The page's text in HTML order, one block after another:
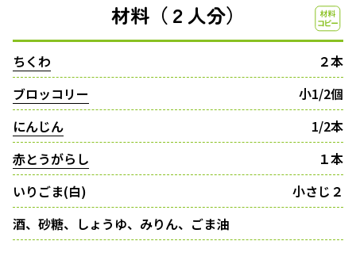
材料（２人分）
ちくわ
２本
ブロッコリー
小1/2個
にんじん
1/2本
赤とうがらし
１本
いりごま(白)
小さじ２
酒、砂糖、しょうゆ、みりん、ごま油